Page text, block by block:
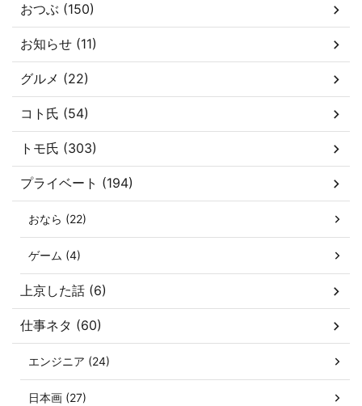
おつぶ (150)
お知らせ (11)
グルメ (22)
コト氏 (54)
トモ氏 (303)
プライベート (194)
おなら (22)
ゲーム (4)
上京した話 (6)
仕事ネタ (60)
エンジニア (24)
日本画 (27)